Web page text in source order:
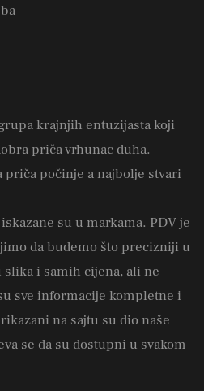
krajnjih entuzijasta koji
priča vrhunac duha.
priča počinje a najbolje stvari
su u markama. PDV je
da budemo što precizniji u
i samih cijena, ali ne
sve informacije kompletne i
na sajtu su dio naše
se da su dostupni u svakom